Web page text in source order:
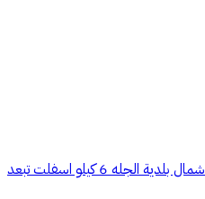
استراحة أرض زراعية غرب الرياض 70 كيلو في الجله بصك زراعي إلكتروني مستقل مسورة فيها بيت عظم وبئر ارتوازي وخزان شارع 20 غربي واصلها الكهرباء أرض رقم 86 مخطط 555 الموقع شمال بلدية الجله 6 كيلو اسفلت تبعد